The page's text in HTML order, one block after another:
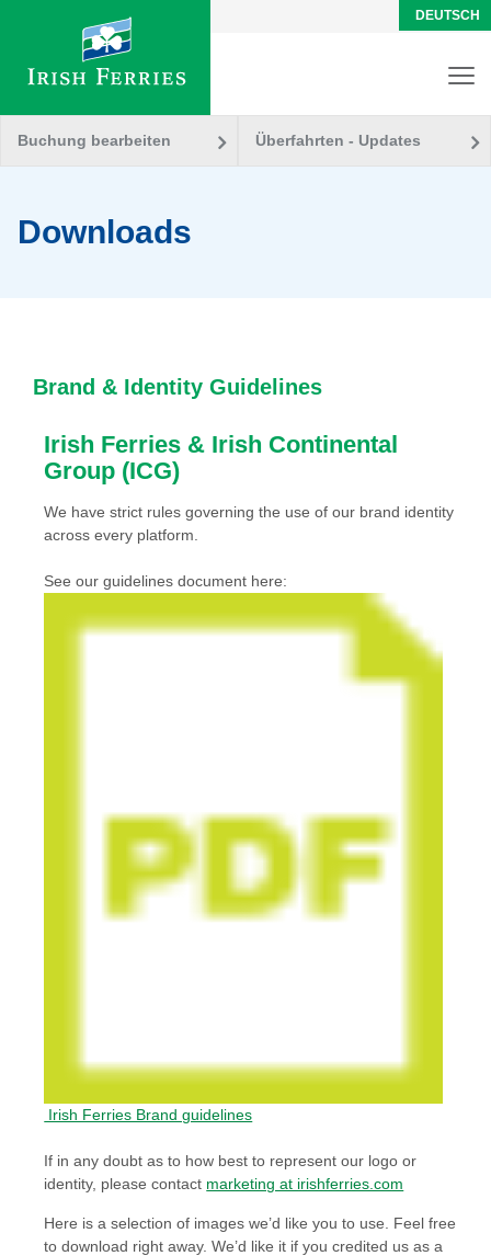
DEUTSCH
Buchung bearbeiten Überfahrten - Updates
Downloads
Brand & Identity Guidelines
Irish Ferries & Irish Continental
Group (ICG)
We have strict rules governing the use of our brand identity
across every platform.
See our guidelines document here:
Irish Ferries Brand guidelines
If in any doubt as to how best to represent our logo or
identity, please contact marketing at irishferries.com
Here is a selection of images we’d like you to use. Feel free
to download right away. We’d like it if you credited us as a